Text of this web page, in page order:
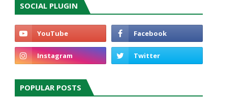
SOCIAL PLUGIN
POPULAR POSTS